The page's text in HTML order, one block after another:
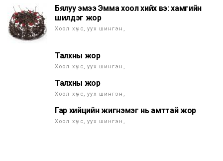
Бялуу эмээ Эмма хоол хийх вэ: хамгийн
шилдэг жор
Хоол хүнс, уух шингэн,
Талхны жор
Хоол хүнс, уух шингэн,
Талхны жор
Хоол хүнс, уух шингэн,
Гар хийцийн жигнэмэг нь амттай жор
Хоол хүнс, уух шингэн,